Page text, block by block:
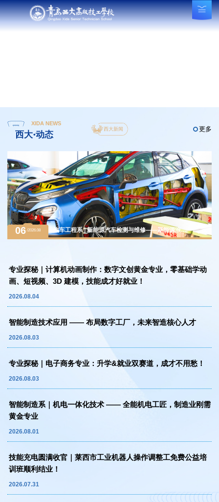
XIDA NEWS
西大·动态
西大新闻 更多
06 /2026.08
汽车工程系 | 新能源汽车检测与维修——新能源浪潮
下的黄金赛道，万亿级汽车后市场紧缺人才
专业探秘｜计算机动画制作：数字文创黄金专业，零基础学动
画、短视频、3D 建模，技能成才好就业！
2026.08.04
智能制造技术应用 —— 布局数字工厂，未来智造核心人才
2026.08.03
专业探秘｜电子商务专业：升学&就业双赛道，成才不用愁！
2026.08.03
智能制造系｜机电一体化技术 —— 全能机电工匠，制造业刚需
黄金专业
2026.08.01
技能充电圆满收官｜莱西市工业机器人操作调整工免费公益培
训班顺利结业！
2026.07.31